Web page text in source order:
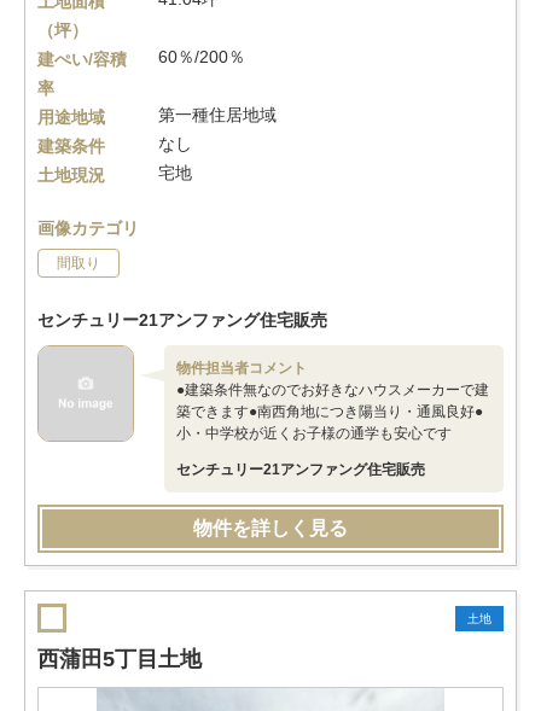
（坪）
建ぺい/容積
率
60％/200％
用途地域
第一種住居地域
建築条件
なし
土地現況
宅地
画像カテゴリ
間取り
センチュリー21アンファング住宅販売
物件担当者コメント
●建築条件無なのでお好きなハウスメーカーで建
築できます●南西角地につき陽当り・通風良好●
小・中学校が近くお子様の通学も安心です
センチュリー21アンファング住宅販売
物件を詳しく見る
土地
西蒲田5丁目土地